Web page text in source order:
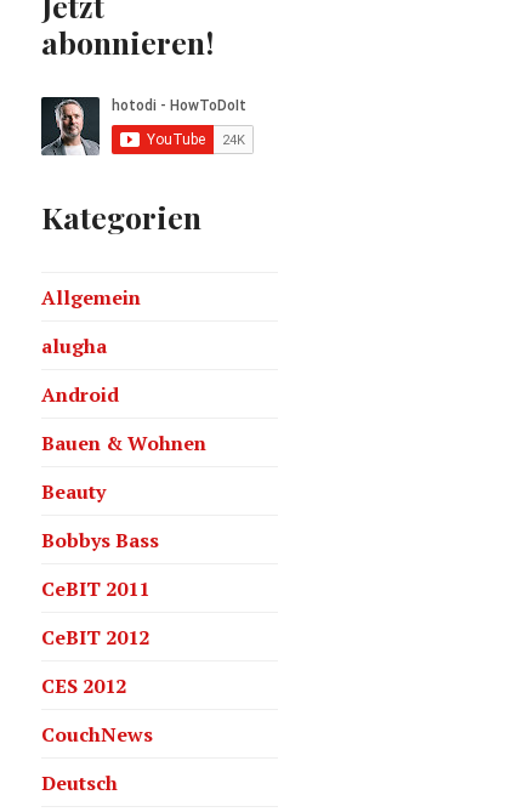
abonnieren!
Kategorien
Allgemein
alugha
Android
Bauen & Wohnen
Beauty
Bobbys Bass
CeBIT 2011
CeBIT 2012
CES 2012
CouchNews
Deutsch